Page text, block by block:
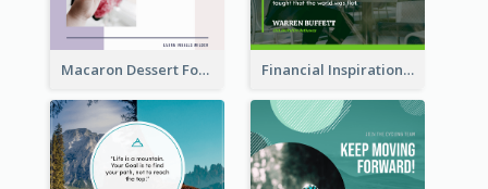
Macaron Dessert Food Facebook Post Financial Inspirational Quotes Facebook Post